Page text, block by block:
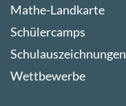
Mathe-Landkarte
Schülercamps
Schulauszeichnungen
Wettbewerbe